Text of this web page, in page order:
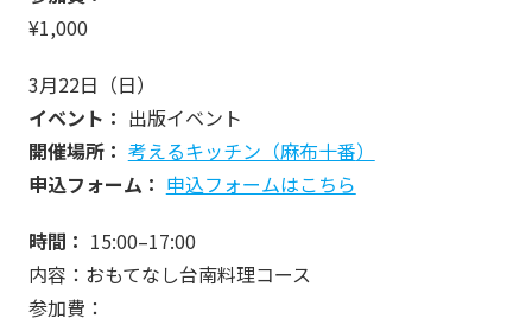
¥1,000
3月22日（日）
イベント： 出版イベント
開催場所： 考えるキッチン（麻布十番）
申込フォーム： 申込フォームはこちら
時間： 15:00–17:00
内容：おもてなし台南料理コース
参加費：